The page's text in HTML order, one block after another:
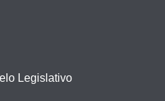
Legislativo